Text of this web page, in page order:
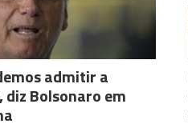
admitir a
diz Bolsonaro em